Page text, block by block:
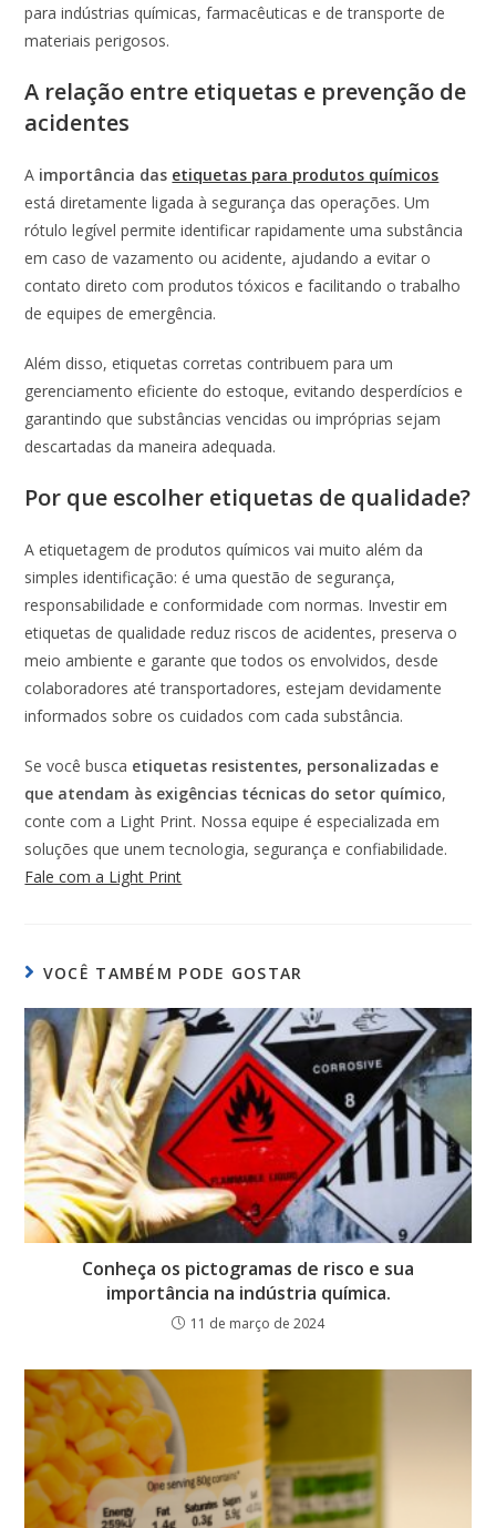
para indústrias químicas, farmacêuticas e de transporte de
materiais perigosos.
A relação entre etiquetas e prevenção de
acidentes
A importância das etiquetas para produtos químicos
está diretamente ligada à segurança das operações. Um
rótulo legível permite identificar rapidamente uma substância
em caso de vazamento ou acidente, ajudando a evitar o
contato direto com produtos tóxicos e facilitando o trabalho
de equipes de emergência.
Além disso, etiquetas corretas contribuem para um
gerenciamento eficiente do estoque, evitando desperdícios e
garantindo que substâncias vencidas ou impróprias sejam
descartadas da maneira adequada.
Por que escolher etiquetas de qualidade?
A etiquetagem de produtos químicos vai muito além da
simples identificação: é uma questão de segurança,
responsabilidade e conformidade com normas. Investir em
etiquetas de qualidade reduz riscos de acidentes, preserva o
meio ambiente e garante que todos os envolvidos, desde
colaboradores até transportadores, estejam devidamente
informados sobre os cuidados com cada substância.
Se você busca etiquetas resistentes, personalizadas e
que atendam às exigências técnicas do setor químico,
conte com a Light Print. Nossa equipe é especializada em
soluções que unem tecnologia, segurança e confiabilidade.
Fale com a Light Print
VOCÊ TAMBÉM PODE GOSTAR
Conheça os pictogramas de risco e sua
importância na indústria química.
11 de março de 2024